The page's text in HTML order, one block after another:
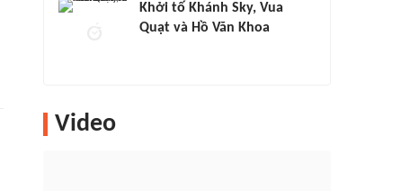
Khởi tố Khánh Sky, Vua
Quạt và Hồ Văn Khoa
Video